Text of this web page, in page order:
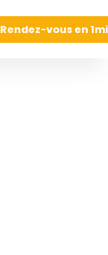
vous en